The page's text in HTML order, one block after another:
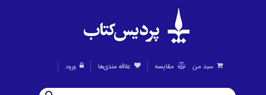
ورود علاقه مندی‌ها مقايسه سبد من